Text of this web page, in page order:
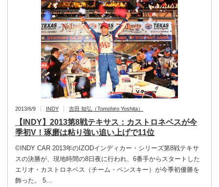
2013/6/9 INDY 吉田 知弘（Tomohiro Yoshita）
【INDY】2013第8戦テキサス：カストロネベスが今
季初V！琢磨は粘り強い追い上げで11位
©INDY CAR 2013年のIZODインディカー・シリーズ第8戦テキサ
スの決勝が、現地時間の8日夜に行われ、6番手からスタートした
エリオ・カストロネベス（チーム・ペンスキー）が今季初優勝を
飾った。 5…